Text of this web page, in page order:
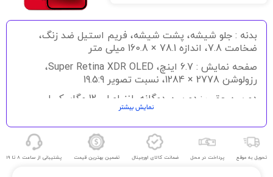
ابتدای
گالری
تصاویر
بدنه : جلو شیشه، پشت شیشه، فریم استیل ضد زنگ،
ضخامت 7.8، اندازه 78.1 × 160.8 میلی متر
صفحه نمایش : 6.7 اینچ، Super Retina XDR OLED،
رزولوشن 2778 × 1284، نسبت تصویر 19.5:9
دوربین عقب : دوربین دوگانه، لنز اصلی 12 مگاپیکسل،
دوربین جلو : دوربین دوگانه لنز 12 مگاپیکسل، دیافراگم
1.9/f، سنسور SL 3D
فضای رم : 6 گیگابایت
نمایش بیشتر
تحویل به موقع پرداخت در محل ضمانت کالای اورجینال تضمین بهترین قیمت پشتیبانی از ساعت 8 تا 19